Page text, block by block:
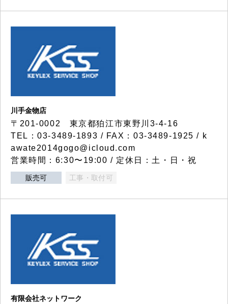
川手金物店
〒201-0002 東京都狛江市東野川3-4-16
TEL：03-3489-1893 / FAX：03-3489-1925 / k
awate2014gogo@icloud.com
営業時間：6:30〜19:00 / 定休日：土・日・祝
販売可 工事・取付可
有限会社ネットワーク